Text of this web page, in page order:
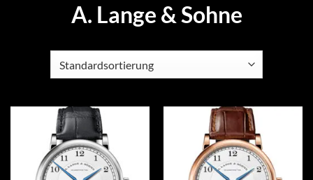
A. Lange & Sohne